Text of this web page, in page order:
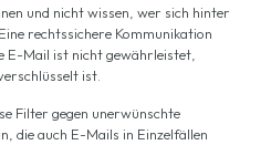
und nicht wissen, wer sich hinter
rechtssichere Kommunikation
E-Mail ist nicht gewährleistet,
ist.
Filter gegen unerwünschte
die auch E-Mails in Einzelfällen